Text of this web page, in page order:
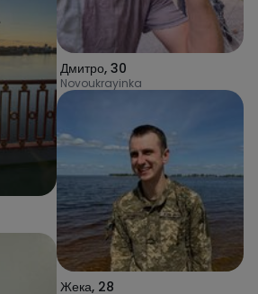
Дмитро, 30
Novoukrayinka
Жека, 28